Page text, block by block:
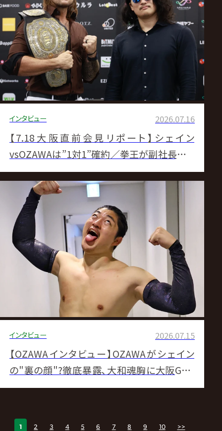
インタビュー 2026.07.16
【7.18大阪直前会見リポート】シェイン
vsOZAWAは”1対1”確約／拳王が副社長マニ
フェスト3項目公開／征矢&飯野のトロフィー
修復も…北宮&杉浦が完全破壊／BUSHI毒
霧で「新NOAHジュニアの顔」宣言／清宮が内
藤へ通告「興味本位なら二度とGHCを口にす
るな」
インタビュー 2026.07.15
【OZAWAインタビュー】OZAWAがシェイン
の"裏の顔"?徹底暴露､大和魂胸に大阪GHC
戦へ 清宮vs内藤勝者の挑戦は｢絶対に受けな
1 2 3 4 5 6 7 8 9 10 >>